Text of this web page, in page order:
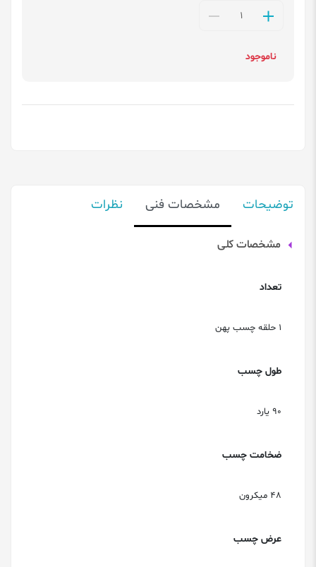
ناموجود
توضیحات مشخصات فنی نظرات
مشخصات کلی
تعداد
1 حلقه چسب پهن
طول چسب
90 یارد
ضخامت چسب
48 میکرون
عرض چسب